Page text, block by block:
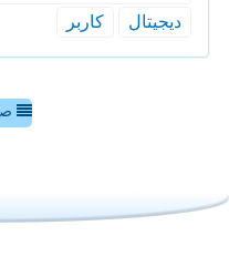
دیجیتال
كاربر